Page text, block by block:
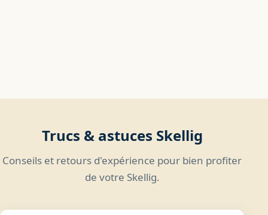
Trucs & astuces Skellig
Conseils et retours d'expérience pour bien profiter
de votre Skellig.